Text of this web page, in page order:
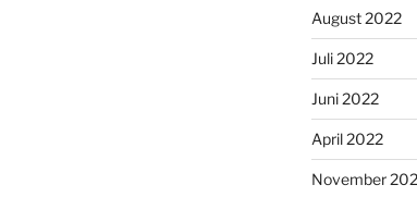
August 2022
Juli 2022
Juni 2022
April 2022
November